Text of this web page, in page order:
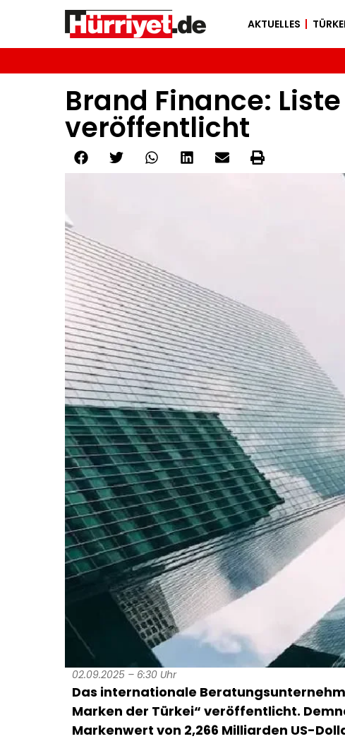
AKTUELLES
Brand Finance:
veröffentlicht
02.09.2025 – 6:30 Uhr
Das internationale
Marken der Türkei“ veröffentlicht.
Markenwert von 2,266 Milliarden US-